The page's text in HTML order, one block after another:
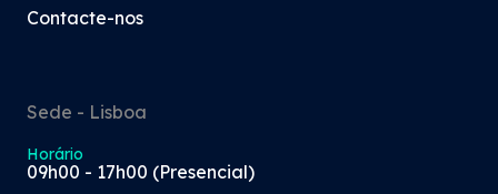
Contacte-nos
Sede - Lisboa
Horário
09h00 - 17h00 (Presencial)